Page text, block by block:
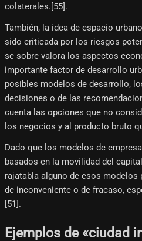
colaterales.[55]​.
También, la idea de espacio
sido criticada por los riesgos
se sobre valora los aspectos
importante factor de desarrollo
posibles modelos de desarrollo,
decisiones o de las
cuenta las opciones que no
los negocios y al producto bruto
Dado que los modelos de
basados en la movilidad del
rajatabla alguno de esos modelos
de inconveniente o de fracaso,
[51]​.
Ejemplos de «ciudad